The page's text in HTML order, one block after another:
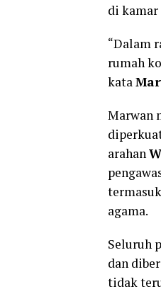
di
“Dalam
rumah
kata
Marwan
arahan
agama.
Seluruh
dan
tidak